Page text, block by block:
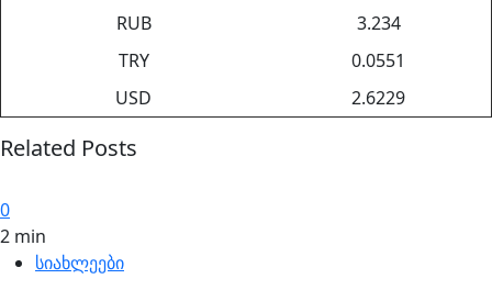
RUB
3.234
TRY
0.0551
USD
2.6229
Related Posts
0
2 min
სიახლეები